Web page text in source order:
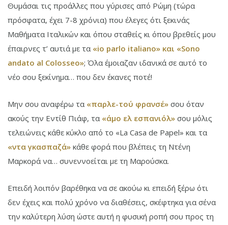
Θυμάσαι τις προάλλες που γύρισες από Ρώμη (τώρα
πρόσφατα, έχει 7-8 χρόνια) που έλεγες ότι ξεκινάς
Μαθήματα Ιταλικών και όπου σταθείς κι όπου βρεθείς μου
έπαιρνες τ’ αυτιά με τα «io parlo italiano» και «Sono
andato al Colosseo»; Όλα έμοιαζαν ιδανικά σε αυτό το
νέο σου ξεκίνημα… που δεν έκανες ποτέ!
Μην σου αναφέρω τα «παρλε-τού φρανσέ» σου όταν
ακούς την Εντίθ Πιάφ, τα «άμο ελ εσπανιόλ» σου μόλις
τελειώνεις κάθε κύκλο από το «La Casa de Papel» και τα
«ντα γκασπαζά» κάθε φορά που βλέπεις τη Ντένη
Μαρκορά να… συνεννοείται με τη Μαρούσκα.
Επειδή λοιπόν βαρέθηκα να σε ακούω κι επειδή ξέρω ότι
δεν έχεις και πολύ χρόνο να διαθέσεις, σκέφτηκα για σένα
την καλύτερη λύση ώστε αυτή η φυσική ροπή σου προς τη